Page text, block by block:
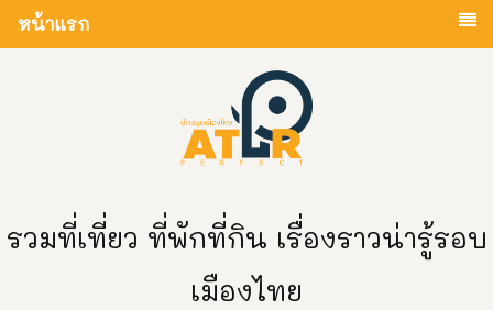
หน้าแรก
รวมที่เที่ยว ที่พักที่กิน เรื่องราวน่ารู้รอบ
เมืองไทย